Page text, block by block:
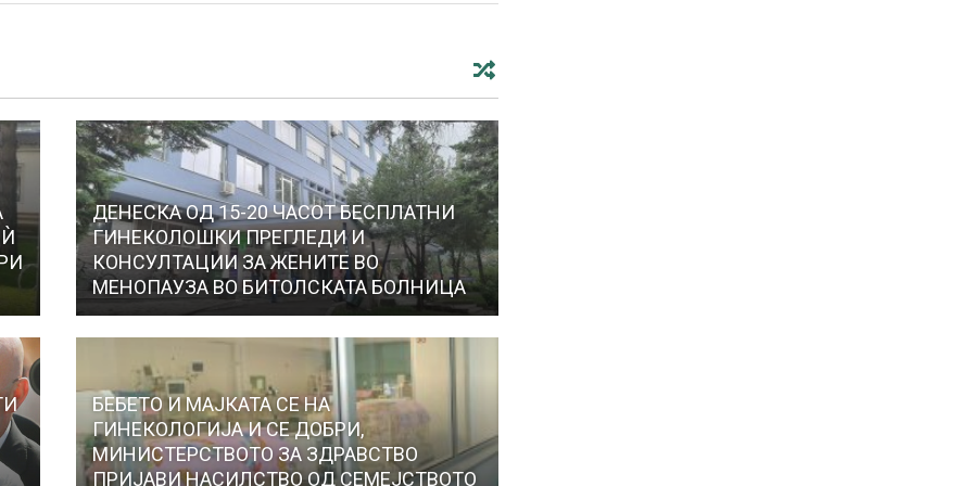
ДЕНЕСКА ОД 15-20 ЧАСОТ БЕСПЛАТНИ
ГИНЕКОЛОШКИ ПРЕГЛЕДИ И
КОНСУЛТАЦИИ ЗА ЖЕНИТЕ ВО
МЕНОПАУЗА ВО БИТОЛСКАТА БОЛНИЦА
БЕБЕТО И МАЈКАТА СЕ НА
ГИНЕКОЛОГИЈА И СЕ ДОБРИ,
МИНИСТЕРСТВОТО ЗА ЗДРАВСТВО
ПРИЈАВИ НАСИЛСТВО ОД СЕМЕЈСТВОТО